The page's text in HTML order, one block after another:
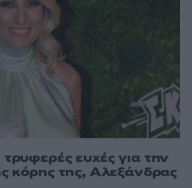
ευχές για την
κόρης της, Αλεξάνδρας